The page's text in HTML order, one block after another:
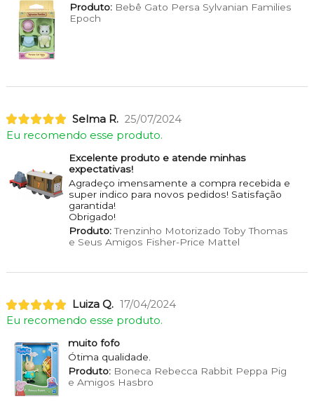
Produto:Bebê Gato Persa Sylvanian Families
Epoch
Selma R. 25/07/2024
Eu recomendo esse produto.
Excelente produto e atende minhas
expectativas!
Agradeço imensamente a compra recebida e
super indico para novos pedidos! Satisfação
garantida!
Obrigado!
Produto:Trenzinho Motorizado Toby Thomas
e Seus Amigos Fisher-Price Mattel
Luiza Q. 17/04/2024
Eu recomendo esse produto.
muito fofo
Ótima qualidade.
Produto:Boneca Rebecca Rabbit Peppa Pig
e Amigos Hasbro